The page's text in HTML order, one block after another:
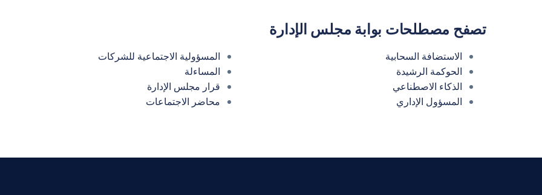
تصفح مصطلحات بوابة مجلس الإدارة
الاستضافة السحابية
الحوكمة الرشيدة
الذكاء الاصطناعي
المسؤول الإداري
المسؤولية الاجتماعية للشركات
المساءلة
قرار مجلس الإدارة
محاضر الاجتماعات